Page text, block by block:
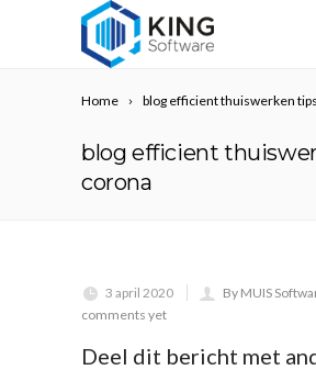
Home blog efficient thuiswerken
blog efficient
corona
3 april 2020 By MUIS
comments yet
Deel dit bericht met